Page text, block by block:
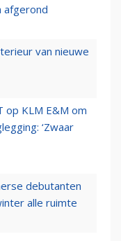
afgerond
van nieuwe
KLM E&M om
‘Zwaar
debutanten
alle ruimte